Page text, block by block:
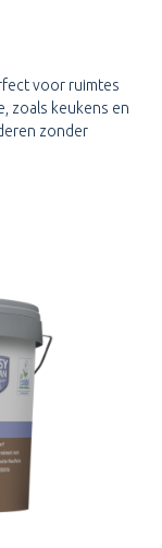
voor ruimtes
zoals keukens en
zonder